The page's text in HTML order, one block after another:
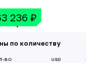
Th/s
Aximine
236 ₽
по количеству
ВО USD